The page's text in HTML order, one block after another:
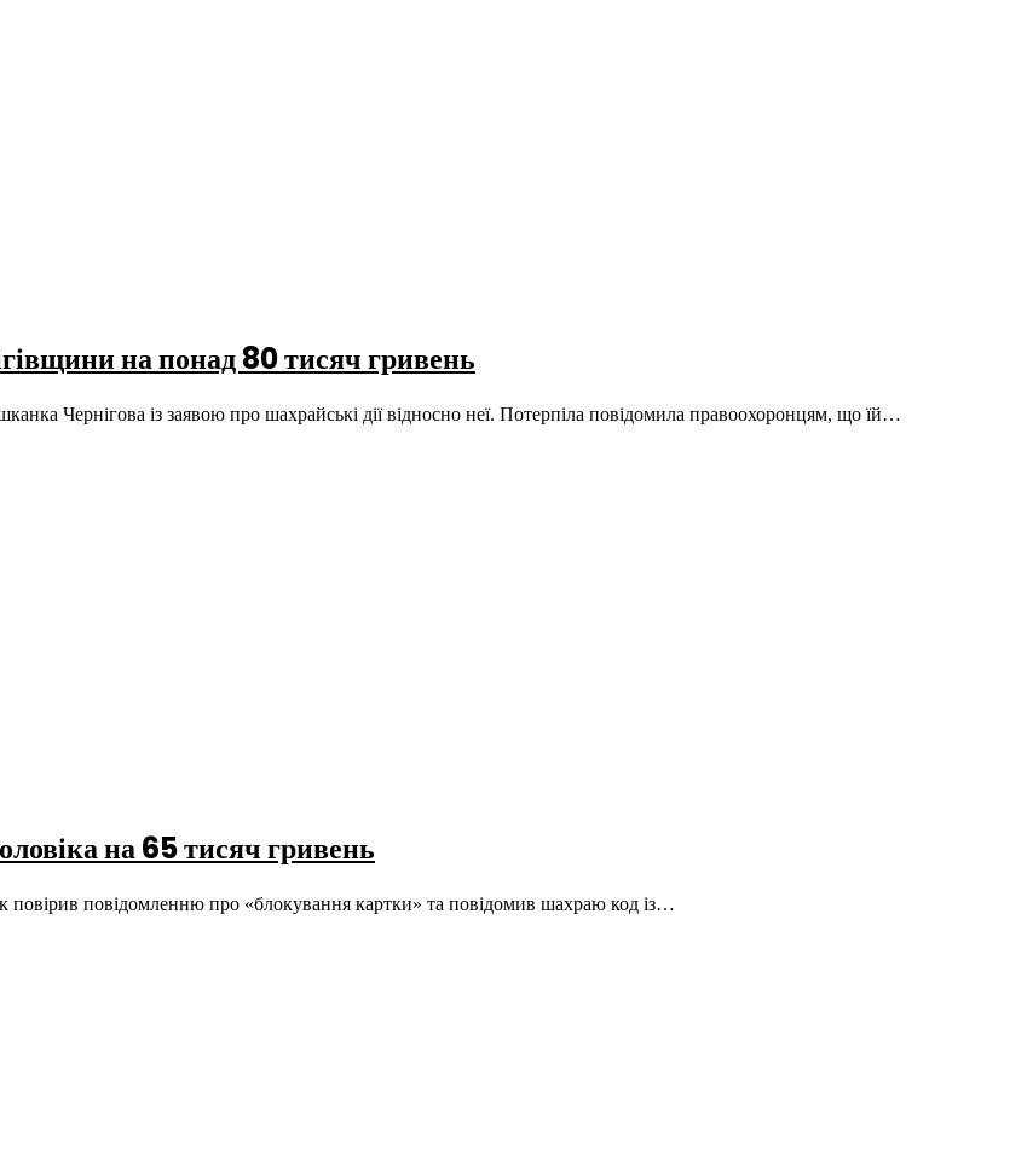
на понад 80 тисяч гривень
Чернігова із заявою про шахрайські дії відносно неї. Потерпіла повідомила правоохоронцям, що їй…
на 65 тисяч гривень
повірив повідомленню про «блокування картки» та повідомив шахраю код із…